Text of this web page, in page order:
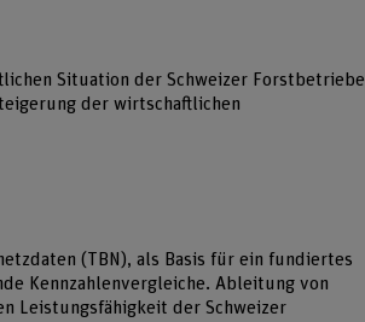
Situation der Schweizer Forstbetriebe
der wirtschaftlichen
(TBN), als Basis für ein fundiertes
Kennzahlenvergleiche. Ableitung von
Leistungsfähigkeit der Schweizer